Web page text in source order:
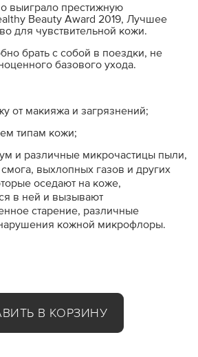
выиграло престижную
Beauty Award 2019, Лучшее
для чувствительной кожи.
брать с собой в поездки, не
базового ухода.
от макияжа и загрязнений;
типам кожи;
и различные микрочастицы пыли,
смога, выхлопных газов и других
оседают на коже,
в ней и вызывают
старение, различные
кожной микрофлоры.
В КОРЗИНУ